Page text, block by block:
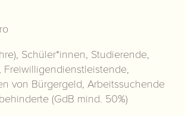
Schüler*innen, Studierende,
Freiwilligendienstleistende,
von Bürgergeld, Arbeitssuchende
(GdB mind. 50%)